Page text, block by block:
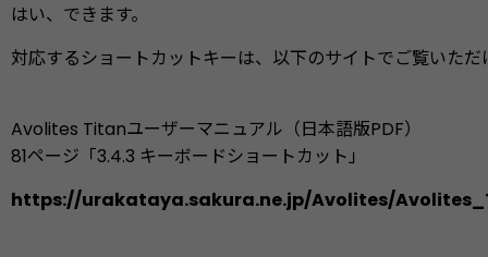
はい、できます。
対応するショートカットキーは、以下のサイトでご覧いただ
Avolites Titanユーザーマニュアル（日本語版PDF）
81ページ「3.4.3 キーボードショートカット」
https://urakataya.sakura.ne.jp/Avolites/